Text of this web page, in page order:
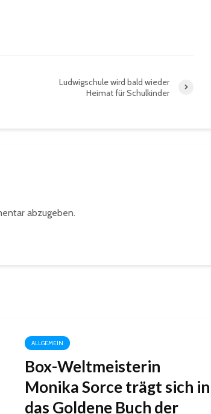
Ludwigschule wird bald wieder
Heimat für Schulkinder
abzugeben.
ALLGEMEIN
Box-Weltmeisterin
Monika Sorce trägt sich in
das Goldene Buch der